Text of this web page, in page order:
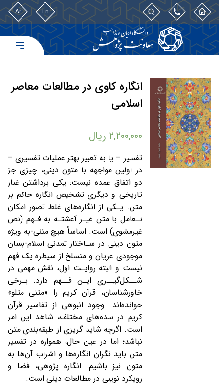
En
Ar
انگاره کاوی در مطالعات معاصر
اسلامی
۲,۲۰۰,۰۰۰ ریال
تفسیر – یا به تعبیر بهتر عملیات تفسیری –
در اولین مواجهه با متون دینی، چیزی جز
دو اتفاق عمده نیست: یکی برداشتن غبار
تاریخی و دیگری تشخیص انگاره حاکم بر
متن. یـکی از انگاره‌های غلط تصور امکان
تـعامل با متن غیـر آغشتـه به فـهم (نص
غیرمشوی) است. اساساً هیچ متنی-به ویژه
متون دینی در سـاختار تمدنی اسلام-بسان
موجودی عریان و منسلخ از سیطره یک فهم
نیست و البته روایـت اول، نقش مهمی در
شــکل‌گیــری ایـن فــهم دارد. بـرخی
خاورشناسان، قرآن کریم را «متنی متلو»
خوانده‌اند. وجود انبوهی از تفاسیر قرآن
کریم در سده‌های مختلف، شاهد این امر
است. اگرچه شاید گریزی از طبقه‌بندی متن
نباشد؛ اما در عین حال، همواره در تفسیر
متن باید نگران انگاره‌ها و اشراب آن‌ها به
متون نیز باشیم. انگاره پژوهی، فضا و
رویکرد نوینی در مطالعات دینی است.